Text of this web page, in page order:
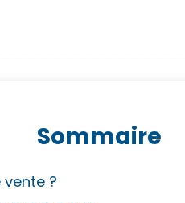
Sommaire
vente ?